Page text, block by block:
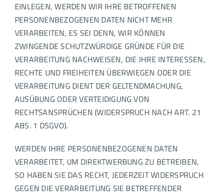
EINLEGEN, WERDEN WIR IHRE BETROFFENEN
PERSONENBEZOGENEN DATEN NICHT MEHR
VERARBEITEN, ES SEI DENN, WIR KÖNNEN
ZWINGENDE SCHUTZWÜRDIGE GRÜNDE FÜR DIE
VERARBEITUNG NACHWEISEN, DIE IHRE INTERESSEN,
RECHTE UND FREIHEITEN ÜBERWIEGEN ODER DIE
VERARBEITUNG DIENT DER GELTENDMACHUNG,
AUSÜBUNG ODER VERTEIDIGUNG VON
RECHTSANSPRÜCHEN (WIDERSPRUCH NACH ART. 21
ABS. 1 DSGVO).
WERDEN IHRE PERSONENBEZOGENEN DATEN
VERARBEITET, UM DIREKTWERBUNG ZU BETREIBEN,
SO HABEN SIE DAS RECHT, JEDERZEIT WIDERSPRUCH
GEGEN DIE VERARBEITUNG SIE BETREFFENDER